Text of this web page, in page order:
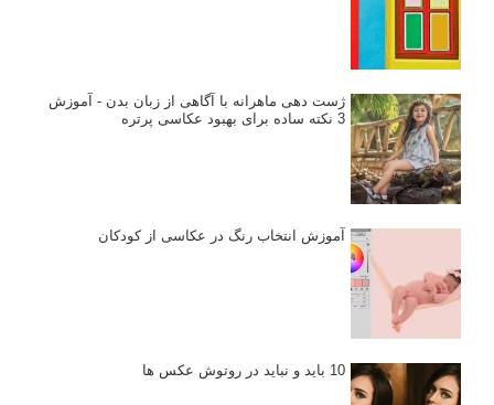
ژست دهی ماهرانه با آگاهی از زبان بدن - آموزش
3 نکته ساده برای بهبود عکاسی پرتره
آموزش انتخاب رنگ در عکاسی از کودکان
10 باید و نباید در روتوش عکس ها